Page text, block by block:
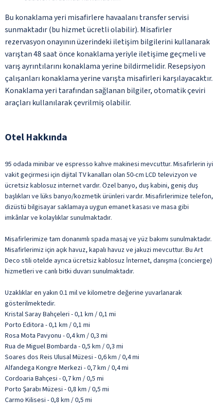
Bu konaklama yeri misafirlere havaalanı transfer servisi
sunmaktadır (bu hizmet ücretli olabilir). Misafirler
rezervasyon onayının üzerindeki iletişim bilgilerini kullanarak
varıştan 48 saat önce konaklama yeriyle iletişime geçmeli ve
varış ayrıntılarını konaklama yerine bildirmelidir. Resepsiyon
çalışanları konaklama yerine varışta misafirleri karşılayacaktır.
Konaklama yeri tarafından sağlanan bilgiler, otomatik çeviri
araçları kullanılarak çevrilmiş olabilir.
Otel Hakkında
95 odada minibar ve espresso kahve makinesi mevcuttur. Misafirlerin iyi
vakit geçirmesi için dijital TV kanalları olan 50-cm LCD televizyon ve
ücretsiz kablosuz internet vardır. Özel banyo, duş kabini, geniş duş
başlıkları ve lüks banyo/kozmetik ürünleri vardır. Misafirlerimize telefon,
dizüstü bilgisayar saklamaya uygun emanet kasası ve masa gibi
imkânlar ve kolaylıklar sunulmaktadır.
Misafirlerimize tam donanımlı spada masaj ve yüz bakımı sunulmaktadır.
Misafirlerimiz için açık havuz, kapalı havuz ve jakuzi mevcuttur. Bu Art
Deco stili otelde ayrıca ücretsiz kablosuz İnternet, danışma (concierge)
hizmetleri ve canlı bitki duvarı sunulmaktadır.
Uzaklıklar en yakın 0.1 mil ve kilometre değerine yuvarlanarak
gösterilmektedir.
Kristal Saray Bahçeleri - 0,1 km / 0,1 mi
Porto Editora - 0,1 km / 0,1 mi
Rosa Mota Pavyonu - 0,4 km / 0,3 mi
Rua de Miguel Bombarda - 0,5 km / 0,3 mi
Soares dos Reis Ulusal Müzesi - 0,6 km / 0,4 mi
Alfandega Kongre Merkezi - 0,7 km / 0,4 mi
Cordoaria Bahçesi - 0,7 km / 0,5 mi
Porto Şarabı Müzesi - 0,8 km / 0,5 mi
Carmo Kilisesi - 0,8 km / 0,5 mi